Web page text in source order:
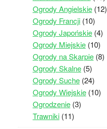
Ogrody Angielskie(12)
Ogrody Francji(10)
Ogrody Japońskie(4)
Ogrody Miejskie(10)
Ogrody na Skarpie(8)
Ogrody Skalne(5)
Ogrody Suche(24)
Ogrody Wiejskie(10)
Ogrodzenie(3)
Trawniki(11)